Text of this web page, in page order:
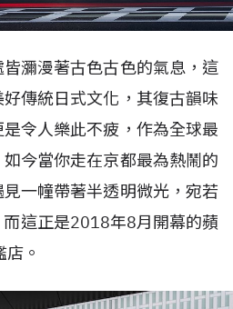
瀰漫著古色古色的氣息，這
傳統日式文化，其復古韻味
令人樂此不疲，作為全球最
今當你走在京都最為熱鬧的
一幢帶著半透明微光，宛若
這正是2018年8月開幕的蘋
。